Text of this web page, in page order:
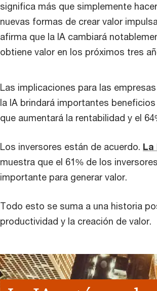
significa más que simplemente
nuevas formas de crear valor
afirma que la IA cambiará
obtiene valor en los próximos tres
Las implicaciones para las
la IA brindará importantes
que aumentará la rentabilidad y el
Los inversores están de acuerdo. La
muestra que el 61% de los
importante para generar valor.
Todo esto se suma a una historia
productividad y la creación de valor.